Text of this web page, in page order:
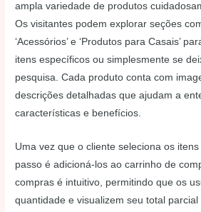
ampla variedade de produtos
Os visitantes podem explorar seções
‘Acessórios’ e ‘Produtos para Casais’
itens específicos ou simplesmente se
pesquisa. Cada produto conta com
descrições detalhadas que ajudam a
características e benefícios.
Uma vez que o cliente seleciona os
passo é adicioná-los ao carrinho de
compras é intuitivo, permitindo que os
quantidade e visualizem seu total